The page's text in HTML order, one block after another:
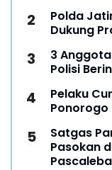
Polda
Dukung
3
Polisi
Pelaku
Ponorogo
Satgas
Pasokan